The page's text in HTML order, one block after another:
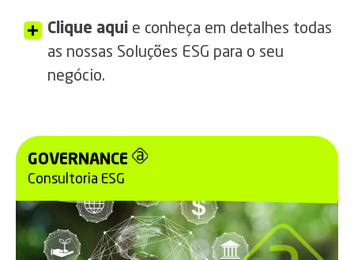
Clique aqui e conheça em detalhes todas
as nossas Soluções ESG para o seu
negócio.
GOVERNANCE
Consultoria ESG